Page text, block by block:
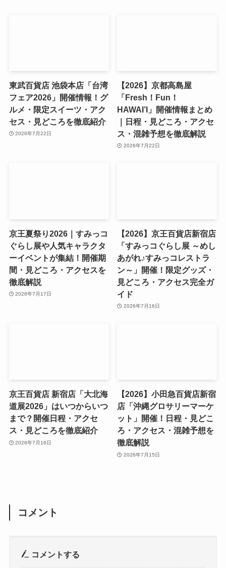
東武百貨店 池袋本店「台湾
フェア2026」開催情報！グ
ルメ・限定スイーツ・アク
セス・見どころを徹底紹介
2026年7月22日
【2026】京都高島屋
「Fresh！Fun！
HAWAI’I」開催情報まとめ
｜日程・見どころ・アクセ
ス・混雑予想を徹底解説
2026年7月22日
京王夏祭り2026｜すみっコ
ぐらし展や人気キャラクタ
ーイベントが集結！開催期
間・見どころ・アクセスを
徹底解説
2026年7月17日
【2026】京王百貨店新宿店
「すみっコぐらし展 ～めし
あがれ♪すみっコレストラ
ン～」開催！限定グッズ・
見どころ・アクセス完全ガ
イド
2026年7月16日
京王百貨店 新宿店「大北海
道展2026」はいつからいつ
まで？開催日程・アクセ
ス・見どころを徹底紹介
2026年7月16日
【2026】小田急百貨店新宿
店「沖縄グロサリーマーケ
ット」開催！日程・見どこ
ろ・アクセス・混雑予想を
徹底解説
2026年7月15日
コメント
コメントする